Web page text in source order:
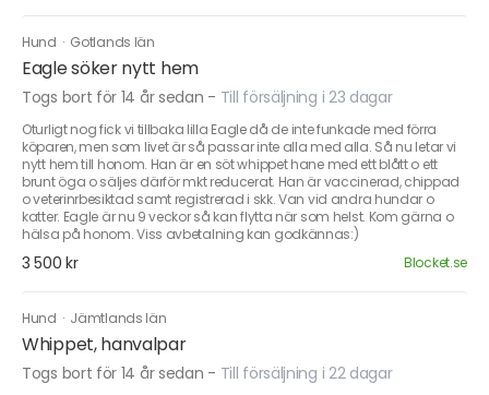
Hund · Gotlands län
Eagle söker nytt hem
Togs bort för 14 år sedan - Till försäljning i 23 dagar
Oturligt nog fick vi tillbaka lilla Eagle då de inte funkade med förra
köparen, men som livet är så passar inte alla med alla. Så nu letar vi
nytt hem till honom. Han är en söt whippet hane med ett blått o ett
brunt öga o säljes därför mkt reducerat. Han är vaccinerad, chippad
o veterinrbesiktad samt registrerad i skk. Van vid andra hundar o
katter. Eagle är nu 9 veckor så kan flytta när som helst. Kom gärna o
hälsa på honom. Viss avbetalning kan godkännas:)
3 500 kr Blocket.se
Hund · Jämtlands län
Whippet, hanvalpar
Togs bort för 14 år sedan - Till försäljning i 22 dagar